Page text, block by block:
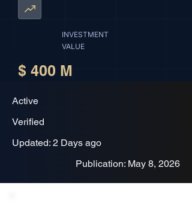
INVESTMENT
VALUE
$ 400 M
Active
Verified
Updated: 2 Days ago
Publication: May 8, 2026